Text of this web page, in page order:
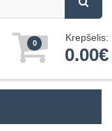
0 Krepšelis:
0.00€